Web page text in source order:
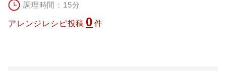
調理時間：15分
アレンジレシピ投稿 0 件